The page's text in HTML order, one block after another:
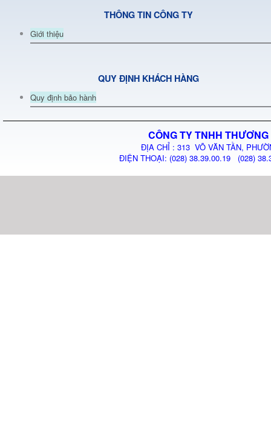
THÔNG TIN CÔNG TY
Giới thiệu
QUY ĐỊNH KHÁCH HÀNG
Quy định bảo hành
CÔNG TY TNHH
ĐỊA CHỈ : 313 VÕ VĂN TẦN,
ĐIỆN THOẠI: (028) 38.39.00.19 (028)